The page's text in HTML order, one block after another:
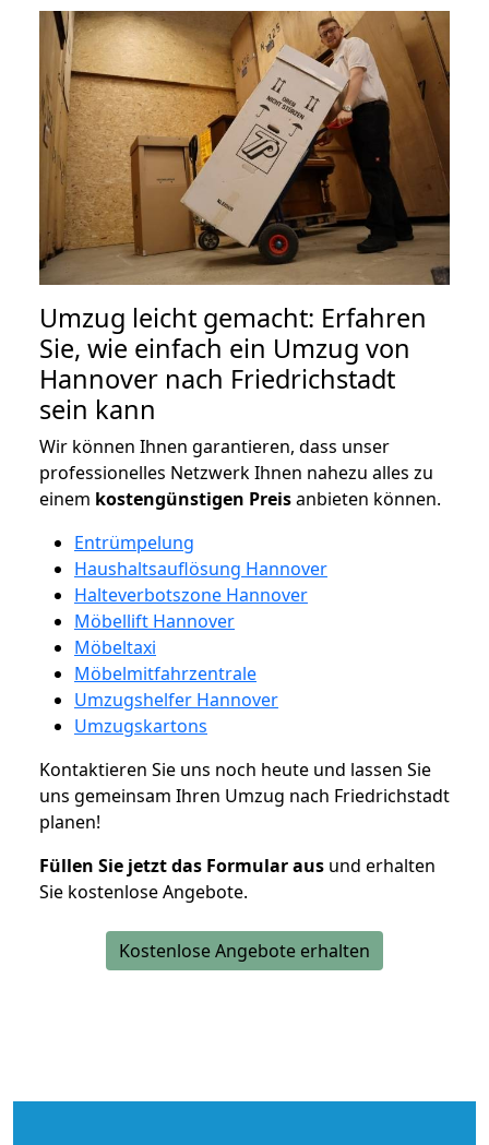
Umzug leicht gemacht: Erfahren
Sie, wie einfach ein Umzug von
Hannover nach Friedrichstadt
sein kann
Wir können Ihnen garantieren, dass unser
professionelles Netzwerk Ihnen nahezu alles zu
einem kostengünstigen Preisanbieten können.
Entrümpelung
Haushaltsauflösung Hannover
Halteverbotszone Hannover
Möbellift Hannover
Möbeltaxi
Möbelmitfahrzentrale
Umzugshelfer Hannover
Umzugskartons
Kontaktieren Sie uns noch heute und lassen Sie
uns gemeinsam Ihren Umzug nach Friedrichstadt
planen!
Füllen Sie jetzt das Formular aus und erhalten
Sie kostenlose Angebote.
Kostenlose Angebote erhalten